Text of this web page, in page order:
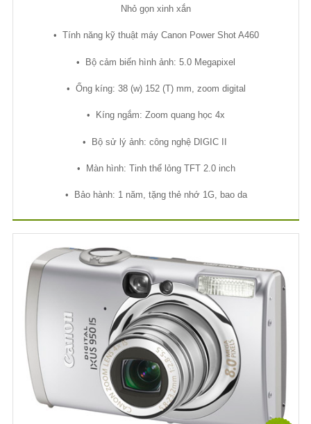
Nhỏ gọn xinh xắn
• Tính năng kỹthuật máy Canon Power Shot A460
• Bộ cảm biến hình ảnh: 5.0 Megapixel
• Ống kíng: 38 (w) 152 (T) mm, zoom digital
• Kíng ngắm: Zoom quang học 4x
• Bộsửlý ảnh: công nghệDIGIC II
• Màn hình: Tinh thểl ỏng TFT 2.0 inch
• Bảo hành: 1 năm, tặng thẻnhớ 1G, bao da